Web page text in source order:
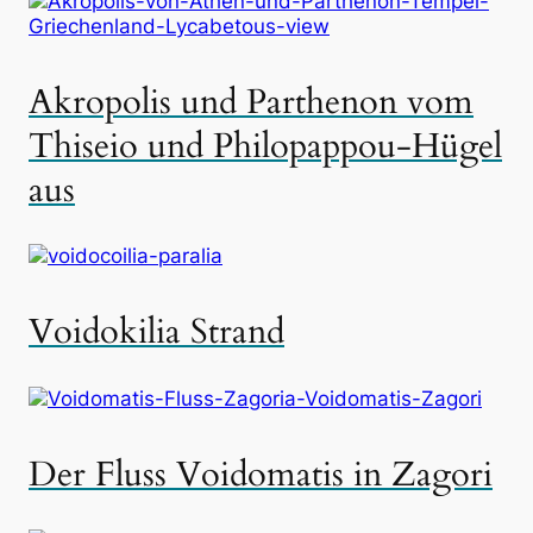
Akropolis und Parthenon vom
Thiseio und Philopappou-Hügel
aus
Voidokilia Strand
Der Fluss Voidomatis in Zagori